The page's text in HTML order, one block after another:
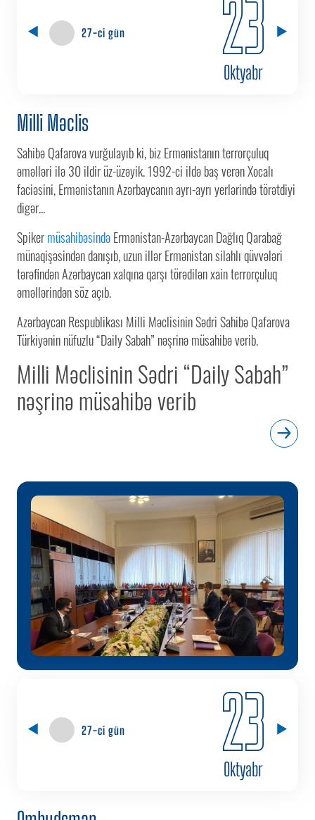
27-ci gün 23
Oktyabr
Milli Məclis
Milli Məclisinin Sədri “Daily Sabah”
nəşrinə müsahibə verib
Azərbaycan Respublikası Milli Məclisinin Sədri Sahibə Qafarova
Türkiyənin nüfuzlu “Daily Sabah” nəşrinə müsahibə verib.
SpikermüsahibəsindəErmənistan-Azərbaycan Dağlıq Qarabağ
münaqişəsindən danışıb, uzun illər Ermənistan silahlı qüvvələri
tərəfindən Azərbaycan xalqına qarşı törədilən xain terrorçuluq
əməllərindən söz açıb.
Sahibə Qafarova vurğulayıb ki, biz Ermənistanın terrorçuluq
əməlləri ilə 30 ildir üz-üzəyik. 1992-ci ildə baş verən Xocalı
faciəsini, Ermənistanın Azərbaycanın ayrı-ayrı yerlərində törətdiyi
digər...
27-ci gün 23
Oktyabr